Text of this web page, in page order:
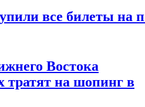
все билеты на
Востока
тратят на шопинг в